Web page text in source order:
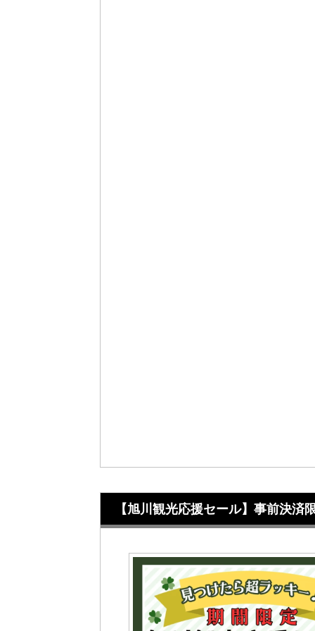
【旭川観光応援セール】事前決済